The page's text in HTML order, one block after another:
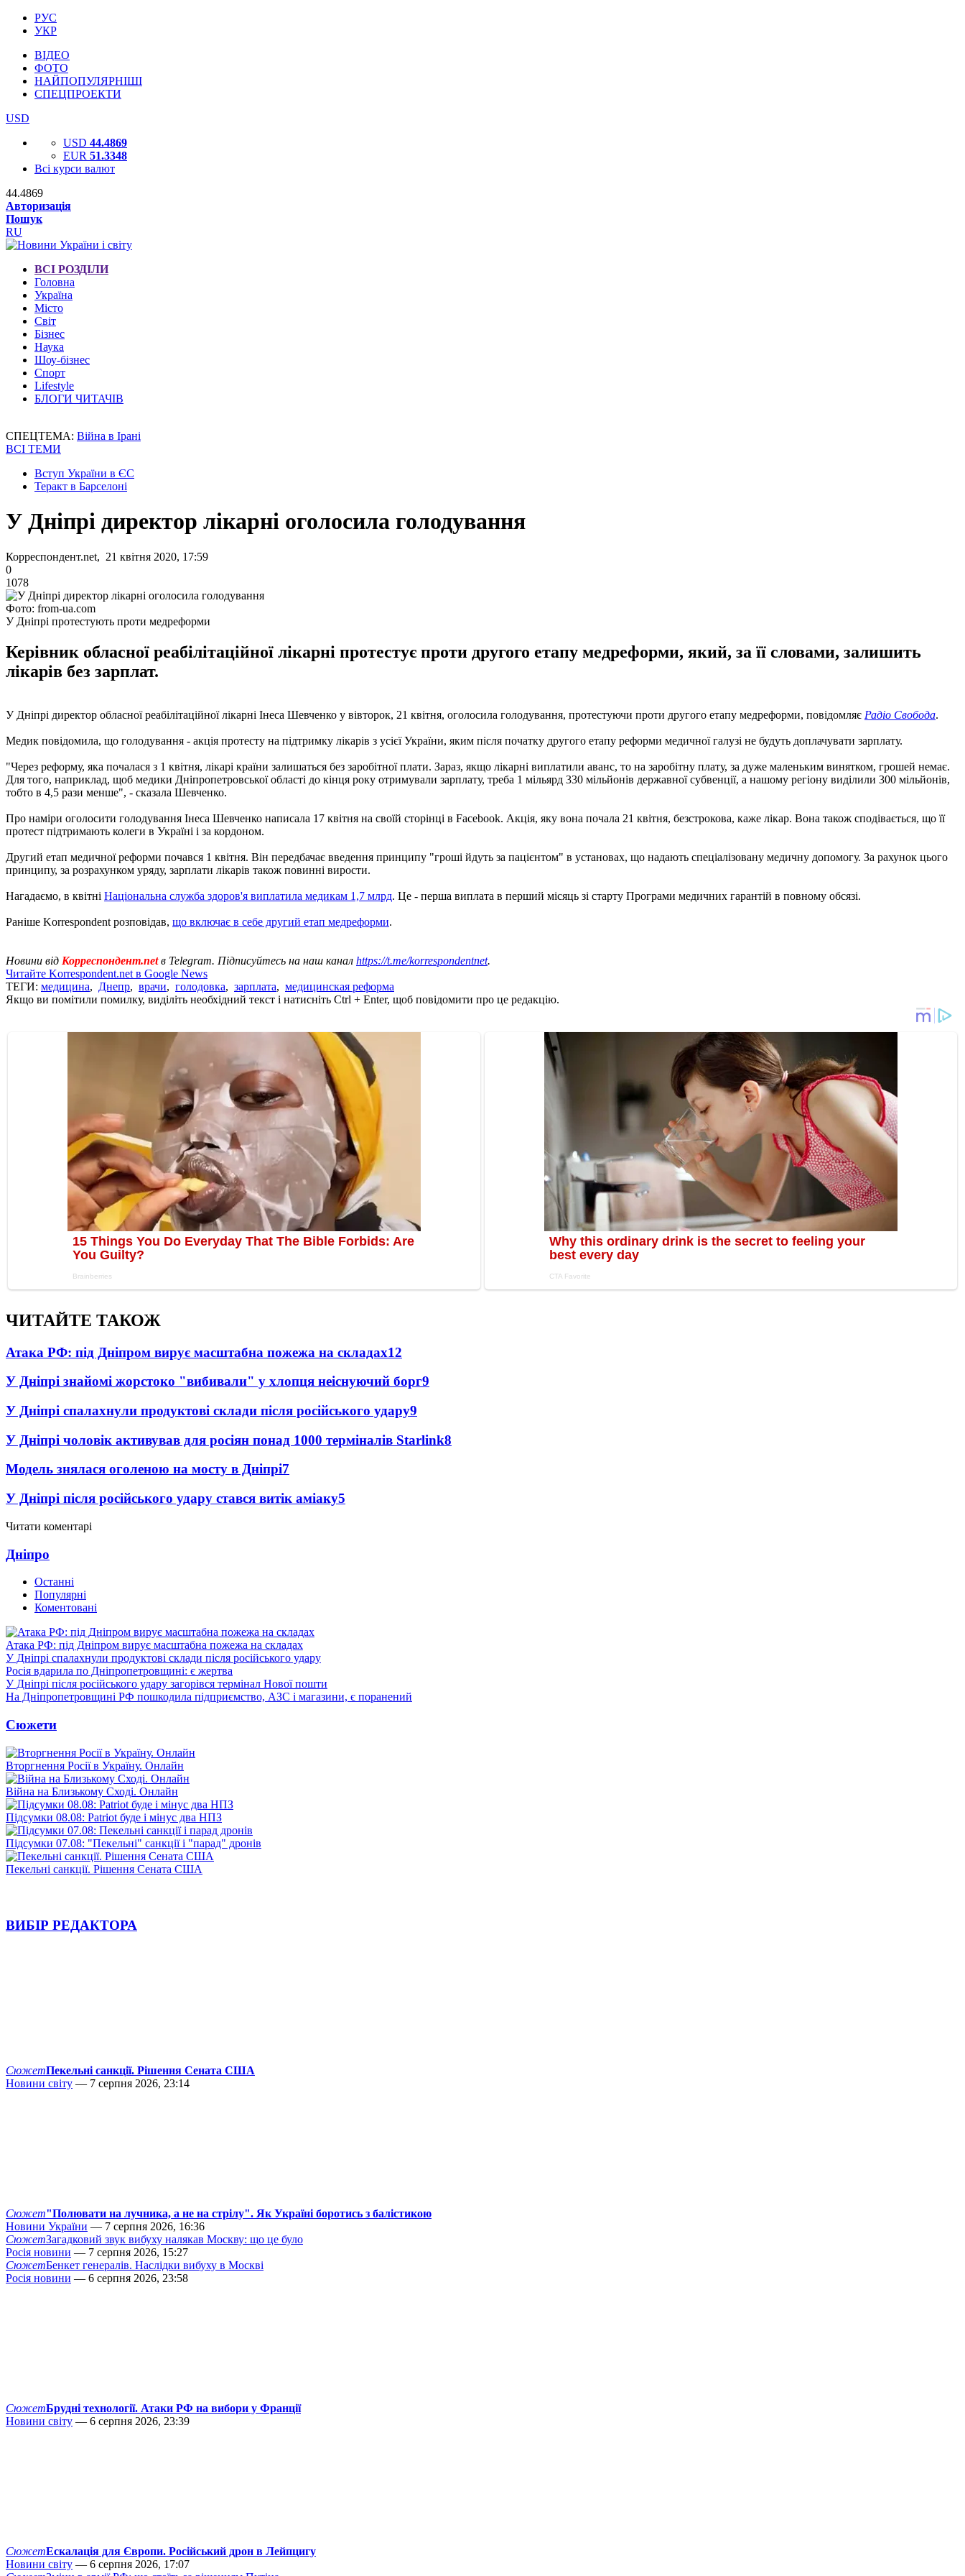
РУС
УКР
ВІДЕО
ФОТО
НАЙПОПУЛЯРНІШІ
СПЕЦПРОЕКТИ
USD
USD 44.4869
EUR 51.3348
Всі курси валют
44.4869
Авторизація
Пошук
RU
ВСІ РОЗДІЛИ
Головна
Україна
Місто
Світ
Бізнес
Наука
Шоу-бізнес
Спорт
Lifestyle
БЛОГИ ЧИТАЧІВ
СПЕЦТЕМА: Війна в Ірані
ВСІ ТЕМИ
Вступ України в ЄС
Теракт в Барселоні
У Дніпрі директор лікарні оголосила голодування
Корреспондент.net, 21 квітня 2020, 17:59
0
1078
Фото: from-ua.com
У Дніпрі протестують проти медреформи
Керівник обласної реабілітаційної лікарні протестує проти другого етапу медреформи, який, за її словами, залишить
лікарів без зарплат.
У Дніпрі директор обласної реабілітаційної лікарні Інеса Шевченко у вівторок, 21 квітня, оголосила голодування, протестуючи проти другого етапу медреформи, повідомляє Радіо Свобода.
Медик повідомила, що голодування - акція протесту на підтримку лікарів з усієї України, яким після початку другого етапу реформи медичної галузі не будуть доплачувати зарплату.
"Через реформу, яка почалася з 1 квітня, лікарі країни залишаться без заробітної плати. Зараз, якщо лікарні виплатили аванс, то на заробітну плату, за дуже маленьким винятком, грошей немає.
Для того, наприклад, щоб медики Дніпропетровської області до кінця року отримували зарплату, треба 1 мільярд 330 мільйонів державної субвенції, а нашому регіону виділили 300 мільйонів,
тобто в 4,5 рази менше", - сказала Шевченко.
Про наміри оголосити голодування Інеса Шевченко написала 17 квітня на своїй сторінці в Facebook. Акція, яку вона почала 21 квітня, безстрокова, каже лікар. Вона також сподівається, що її
протест підтримають колеги в Україні і за кордоном.
Другий етап медичної реформи почався 1 квітня. Він передбачає введення принципу "гроші йдуть за пацієнтом" в установах, що надають спеціалізовану медичну допомогу. За рахунок цього
принципу, за розрахунком уряду, зарплати лікарів також повинні вирости.
Нагадаємо, в квітні Національна служба здоров'я виплатила медикам 1,7 млрд. Це - перша виплата в перший місяць зі старту Програми медичних гарантій в повному обсязі.
Раніше Korrespondent розповідав, що включає в себе другий етап медреформи.
Новини від Корреспондент.netв Telegram. Підписуйтесь на наш канал https://t.me/korrespondentnet.
Читайте Korrespondent.net в Google News
ТЕГИ: медицина, Днепр, врачи, голодовка, зарплата, медицинская реформа
Якщо ви помітили помилку, виділіть необхідний текст і натисніть Ctrl + Enter, щоб повідомити про це редакцію.
ЧИТАЙТЕ ТАКОЖ
Атака РФ: під Дніпром вирує масштабна пожежа на складах12
У Дніпрі знайомі жорстоко "вибивали" у хлопця неіснуючий борг9
У Дніпрі спалахнули продуктові склади після російського удару9
У Дніпрі чоловік активував для росіян понад 1000 терміналів Starlink8
Модель знялася оголеною на мосту в Дніпрі7
У Дніпрі після російського удару стався витік аміаку5
Читати коментарі
Дніпро
Останні
Популярні
Коментовані
Атака РФ: під Дніпром вирує масштабна пожежа на складах
У Дніпрі спалахнули продуктові склади після російського удару
Росія вдарила по Дніпропетровщині: є жертва
У Дніпрі після російського удару загорівся термінал Нової пошти
На Дніпропетровщині РФ пошкодила підприємство, АЗС і магазини, є поранений
Сюжети
Вторгнення Росії в Україну. Онлайн
Війна на Близькому Сході. Онлайн
Підсумки 08.08: Patriot буде і мінус два НПЗ
Підсумки 07.08: "Пекельні" санкції і "парад" дронів
Пекельні санкції. Рішення Сената США
ВИБІР РЕДАКТОРА
СюжетПекельні санкції. Рішення Сената США
Новини світу — 7 серпня 2026, 23:14
Сюжет"Полювати на лучника, а не на стрілу". Як Україні боротись з балістикою
Новини України — 7 серпня 2026, 16:36
СюжетЗагадковий звук вибуху налякав Москву: що це було
Росія новини — 7 серпня 2026, 15:27
СюжетБенкет генералів. Наслідки вибуху в Москві
Росія новини — 6 серпня 2026, 23:58
СюжетБрудні технології. Атаки РФ на вибори у Франції
Новини світу — 6 серпня 2026, 23:39
СюжетЕскалація для Європи. Російський дрон в Лейпцигу
Новини світу — 6 серпня 2026, 17:07